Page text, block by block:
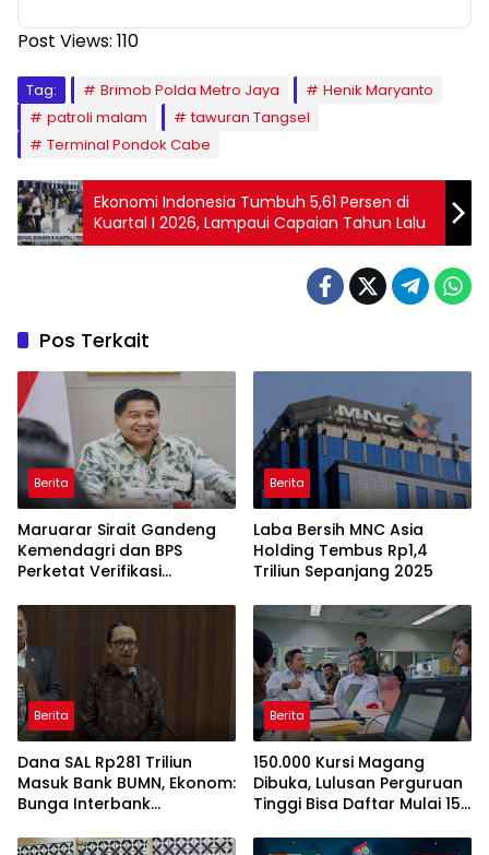
Post Views: 110
Tag: Brimob Polda Metro Jaya
Henik Maryanto
patroli malam
tawuran Tangsel
Terminal Pondok Cabe
Ekonomi Indonesia Tumbuh 5,61 Persen di
Kuartal I 2026, Lampaui Capaian Tahun Lalu
Pos Terkait
Berita
Maruarar Sirait Gandeng
Kemendagri dan BPS
Perketat Verifikasi
Rumah BSPS
Berita
Laba Bersih MNC Asia
Holding Tembus Rp1,4
Triliun Sepanjang 2025
Berita
Dana SAL Rp281 Triliun
Masuk Bank BUMN, Ekonom:
Bunga Interbank
Berita
150.000 Kursi Magang
Dibuka, Lulusan Perguruan
Tinggi Bisa Daftar Mulai 15